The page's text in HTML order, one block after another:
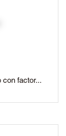
con factor...